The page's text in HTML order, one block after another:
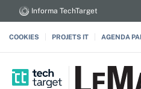
Informa TechTarget
COOKIES PROJETS IT AGENDA